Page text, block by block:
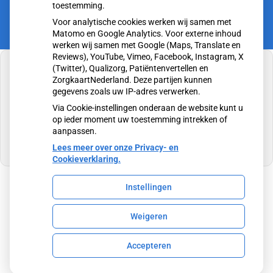
U heeft geen toestemming gegeven voor
externe inhoud die nodig is om dit te zien.
Cookie-instellingen wijzigen
Uw Zorg Online
Cookie-instellingen
toestemming.
Voor analytische cookies werken wij samen met
Matomo en Google Analytics. Voor externe inhoud
werken wij samen met Google (Maps, Translate en
Reviews), YouTube, Vimeo, Facebook, Instagram, X
(Twitter), Qualizorg, Patiëntenvertellen en
ZorgkaartNederland. Deze partijen kunnen
gegevens zoals uw IP-adres verwerken.
Via Cookie-instellingen onderaan de website kunt u
op ieder moment uw toestemming intrekken of
aanpassen.
Lees meer over onze Privacy- en
Cookieverklaring.
Instellingen
Weigeren
Accepteren